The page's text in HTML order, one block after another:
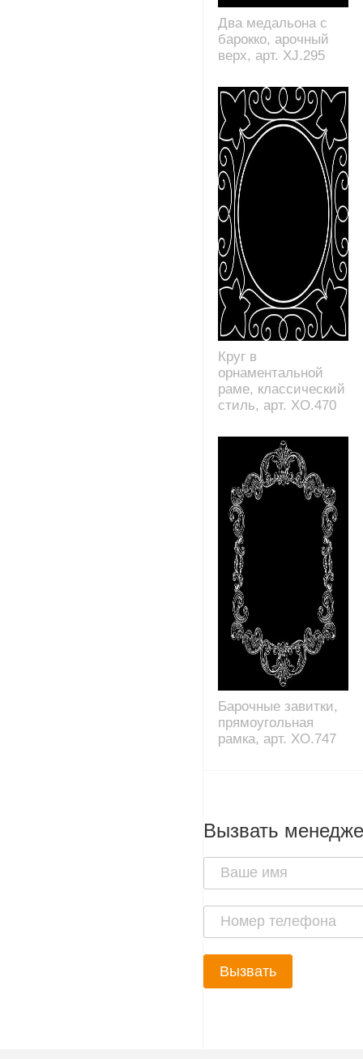
Два медальона с
барокко, арочный
верх, арт. XJ.295
Круг в
орнаментальной
раме, классический
стиль, арт. XO.470
Барочные завитки,
прямоугольная
рамка, арт. XO.747
Вызвать
Вызвать